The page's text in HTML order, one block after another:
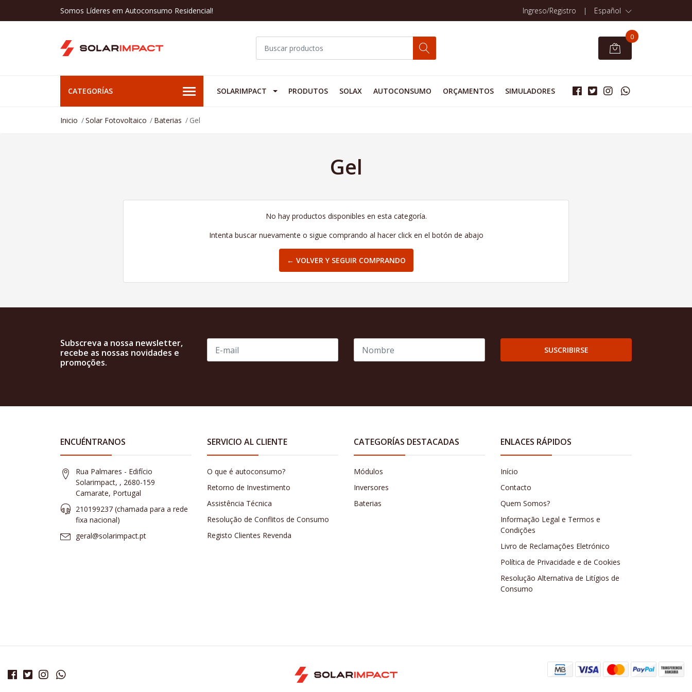
Somos Líderes em Autoconsumo Residencial! Ingreso/Registro | Español
0
CATEGORÍAS SOLARIMPACT PRODUTOS SOLAX AUTOCONSUMO ORÇAMENTOS SIMULADORES
Inicio Solar Fotovoltaico Baterias Gel
Gel
No hay productos disponibles en esta categoría.
Intenta buscar nuevamente o sigue comprando al hacer click en el botón de abajo
← VOLVER Y SEGUIR COMPRANDO
Subscreva a nossa newsletter,
recebe as nossas novidades e
promoções.
SUSCRIBIRSE
ENCUÉNTRANOS
Rua Palmares - Edifício
Solarimpact, , 2680-159
Camarate, Portugal
210199237 (​chamada para a rede
fixa nacional)
geral@solarimpact.pt
SERVICIO AL CLIENTE
O que é autoconsumo?
Retorno de Investimento
Assistência Técnica
Resolução de Conflitos de Consumo
Registo Clientes Revenda
CATEGORÍAS DESTACADAS
Módulos
Inversores
Baterias
ENLACES RÁPIDOS
Início
Contacto
Quem Somos?
Informação Legal e Termos e
Condições
Livro de Reclamações Eletrónico
Política de Privacidade e de Cookies
Resolução Alternativa de Litígios de
Consumo